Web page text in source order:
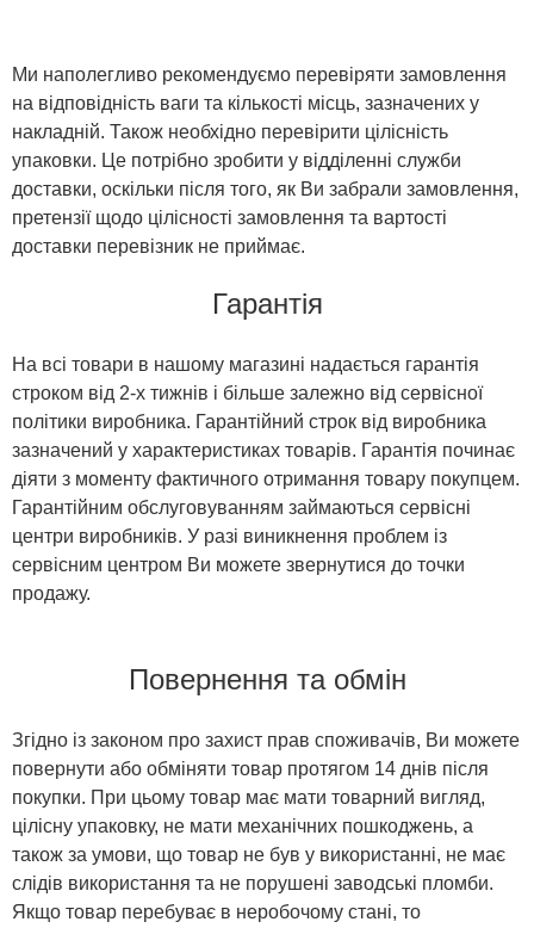
Ми наполегливо рекомендуємо перевіряти замовлення
на відповідність ваги та кількості місць, зазначених у
накладній. Також необхідно перевірити цілісність
упаковки. Це потрібно зробити у відділенні служби
доставки, оскільки після того, як Ви забрали замовлення,
претензії щодо цілісності замовлення та вартості
доставки перевізник не приймає.
Гарантія
На всі товари в нашому магазині надається гарантія
строком від 2-х тижнів і більше залежно від сервісної
політики виробника. Гарантійний строк від виробника
зазначений у характеристиках товарів. Гарантія починає
діяти з моменту фактичного отримання товару покупцем.
Гарантійним обслуговуванням займаються сервісні
центри виробників. У разі виникнення проблем із
сервісним центром Ви можете звернутися до точки
продажу.
Повернення та обмін
Згідно із законом про захист прав споживачів, Ви можете
повернути або обміняти товар протягом 14 днів після
покупки. При цьому товар має мати товарний вигляд,
цілісну упаковку, не мати механічних пошкоджень, а
також за умови, що товар не був у використанні, не має
слідів використання та не порушені заводські пломби.
Якщо товар перебуває в неробочому стані, то